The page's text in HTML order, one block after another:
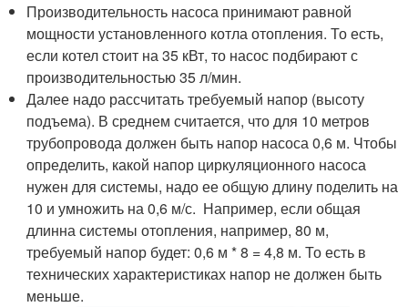
Производительность насоса принимают равной
мощности установленного котла отопления. То есть,
если котел стоит на 35 кВт, то насос подбирают с
производительностью 35 л/мин.
Далее надо рассчитать требуемый напор (высоту
подъема). В среднем считается, что для 10 метров
трубопровода должен быть напор насоса 0,6 м. Чтобы
определить, какой напор циркуляционного насоса
нужен для системы, надо ее общую длину поделить на
10 и умножить на 0,6 м/с. Например, если общая
длинна системы отопления, например, 80 м,
требуемый напор будет: 0,6 м * 8 = 4,8 м. То есть в
технических характеристиках напор не должен быть
меньше.